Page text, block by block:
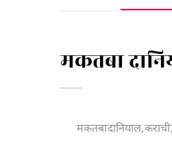
मकतबा
मकतबा दानियाल,